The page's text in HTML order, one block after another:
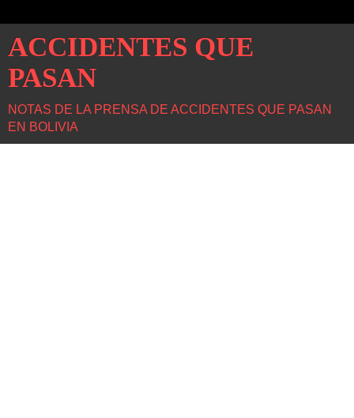
ACCIDENTES QUE
PASAN
NOTAS DE LA PRENSA DE ACCIDENTES QUE PASAN
EN BOLIVIA